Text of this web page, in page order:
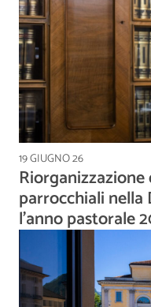
19 GIUGNO 26
parrocchiali nella
l’anno pastorale